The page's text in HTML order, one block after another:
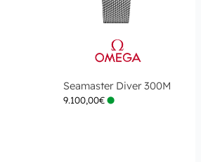
Seamaster Diver 300M
9.100,00€